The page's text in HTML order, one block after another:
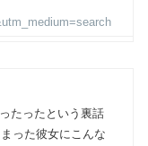
たったという裏話
った彼女にこんな